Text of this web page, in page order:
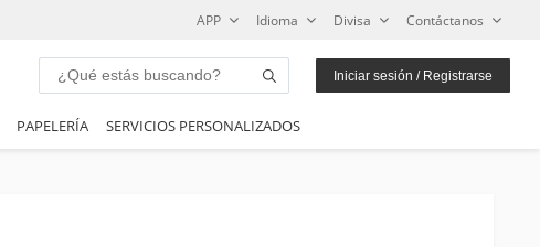
APP Idioma Divisa Contáctanos
Iniciar sesión / Registrarse
PAPELERÍA SERVICIOS PERSONALIZADOS